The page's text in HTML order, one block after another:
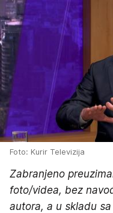
Foto: Kurir Televizija
Zabranjeno
foto/videa, bez
autora, a u skladu sa